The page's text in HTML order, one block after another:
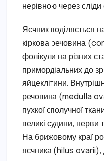
нерівною через сліди
Яєчник поділяється
кіркова речовина
фолікули на різних
примордіальних до
яйцеклітини.
речовина (medulla
пухкої сполучної
великі судини, нерви
На брижовому краї
яєчника (hilus ovarii),